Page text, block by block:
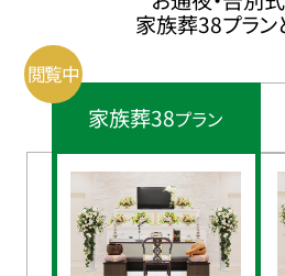
家族葬38プラ
家族葬38プラン